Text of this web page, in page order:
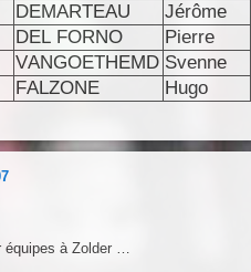
DEMARTEAU Jérôme
DEL FORNO Pierre
VANGOETHEMD Svenne
FALZONE Hugo
équipes à Zolder …